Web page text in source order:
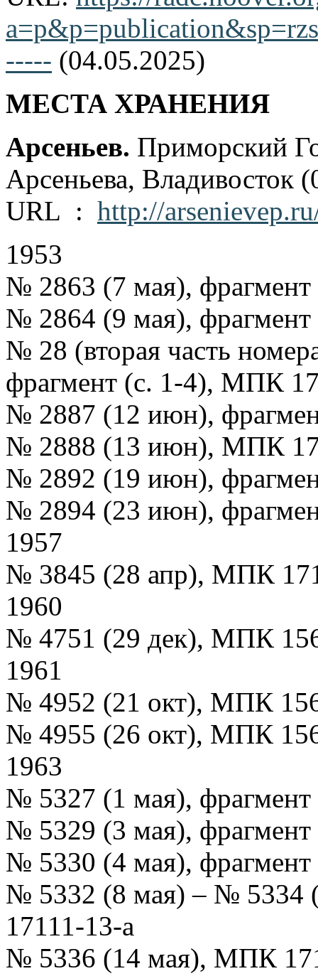
----- (04.05.2025)
МЕСТА ХРАНЕНИЯ
Арсеньев. Приморский
Арсеньева, Владивосток
URL : http://
1953
№ 2863 (7 мая),
№ 2864 (9 мая),
№ 28 (вторая часть
фрагмент (с. 1-4), МПК
№ 2887 (12 июн),
№ 2888 (13 июн), МПК
№ 2892 (19 июн),
№ 2894 (23 июн),
1957
№ 3845 (28 апр), МПК
1960
№ 4751 (29 дек), МПК
1961
№ 4952 (21 окт), МПК
№ 4955 (26 окт), МПК
1963
№ 5327 (1 мая),
№ 5329 (3 мая),
№ 5330 (4 мая),
№ 5332 (8 мая) – №
17111-13-а
№ 5336 (14 мая), МПК